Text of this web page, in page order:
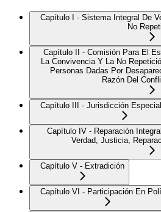
Capítulo I - Sistema Integral De
No
Capítulo II - Comisión Para El
La Convivencia Y La No
Personas Dadas Por
Razón Del
Capítulo III - Jurisdicción
Capítulo IV - Reparación
Verdad, Justicia,
Capítulo V - Extradición
Capítulo VI - Participación En